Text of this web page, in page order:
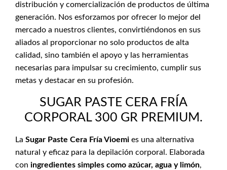
distribución y comercialización de productos de última
generación. Nos esforzamos por ofrecer lo mejor del
mercado a nuestros clientes, convirtiéndonos en sus
aliados al proporcionar no solo productos de alta
calidad, sino también el apoyo y las herramientas
necesarias para impulsar su crecimiento, cumplir sus
metas y destacar en su profesión.
SUGAR PASTE CERA FRÍA
CORPORAL 300 GR PREMIUM.
La Sugar Paste Cera Fría Vioemi es una alternativa
natural y eficaz para la depilación corporal. Elaborada
con ingredientes simples como azúcar, agua y limón,